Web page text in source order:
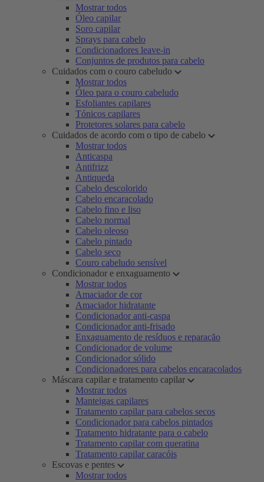
Mostrar todos
Óleo capilar
Soro capilar
Sprays para cabelo
Condicionadores leave-in
Conjuntos de produtos para cabelo
Cuidados com o couro cabeludo
Mostrar todos
Óleo para o couro cabeludo
Esfoliantes capilares
Tónicos capilares
Protetores solares para cabelo
Cuidados de acordo com o tipo de cabelo
Mostrar todos
Anticaspa
Antifrizz
Antiqueda
Cabelo descolorido
Cabelo encaracolado
Cabelo fino e liso
Cabelo normal
Cabelo oleoso
Cabelo pintado
Cabelo seco
Couro cabeludo sensível
Condicionador e enxaguamento
Mostrar todos
Amaciador de cor
Amaciador hidratante
Condicionador anti-caspa
Condicionador anti-frisado
Enxaguamento de resíduos e reparação
Condicionador de volume
Condicionador sólido
Condicionadores para cabelos encaracolados
Máscara capilar e tratamento capilar
Mostrar todos
Manteigas capilares
Tratamento capilar para cabelos secos
Condicionador para cabelos pintados
Tratamento hidratante para o cabelo
Tratamento capilar com queratina
Tratamento capilar caracóis
Escovas e pentes
Mostrar todos